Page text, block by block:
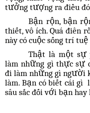
tưởng tượng ra điều đó
Bận rộn, bận
thiết, vô ích. Quá điên
này có cuộc sống trí
Thật là một sự
làm những gì thực sự
đi làm những gì người
làm. Bạn có biết cái gì
sâu sắc đối với bạn hay